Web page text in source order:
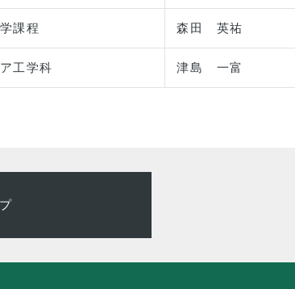
課程 森田 英祐
工学科 津島 一富